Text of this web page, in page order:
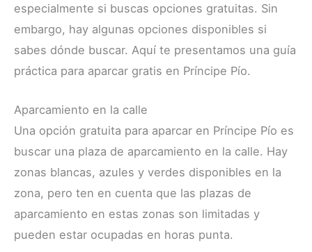
especialmente si buscas opciones gratuitas. Sin
embargo, hay algunas opciones disponibles si
sabes dónde buscar. Aquí te presentamos una guía
práctica para aparcar gratis en Príncipe Pío.
Aparcamiento en la calle
Una opción gratuita para aparcar en Príncipe Pío es
buscar una plaza de aparcamiento en la calle. Hay
zonas blancas, azules y verdes disponibles en la
zona, pero ten en cuenta que las plazas de
aparcamiento en estas zonas son limitadas y
pueden estar ocupadas en horas punta.